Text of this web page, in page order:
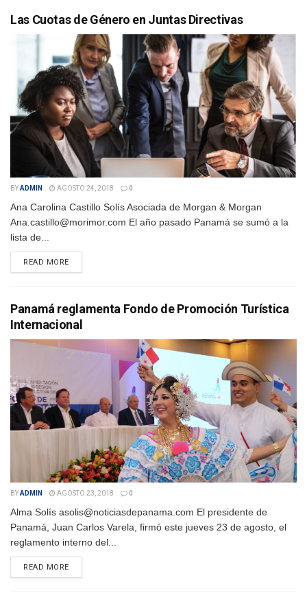
Las Cuotas de Género en Juntas Directivas
BYADMIN AGOSTO 24, 2018 0
Ana Carolina Castillo Solís Asociada de Morgan & Morgan
Ana.castillo@morimor.com El año pasado Panamá se sumó a la
lista de...
READ MOREDETAILS
Panamá reglamenta Fondo de Promoción Turística
Internacional
BYADMIN AGOSTO 23, 2018 0
Alma Solís asolis@noticiasdepanama.com El presidente de
Panamá, Juan Carlos Varela, firmó este jueves 23 de agosto, el
reglamento interno del...
READ MOREDETAILS